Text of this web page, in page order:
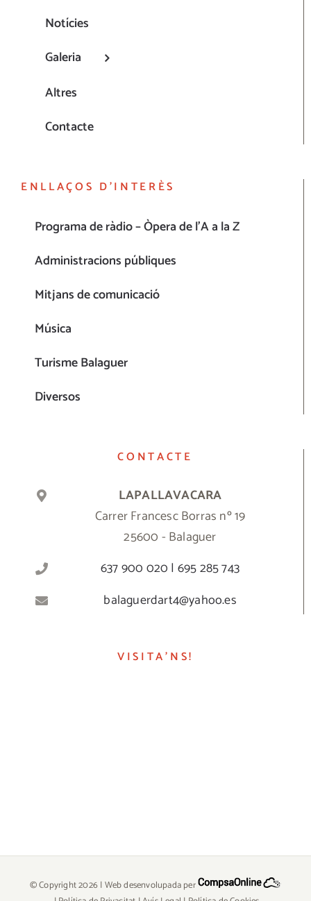
Notícies
Galeria
Altres
Contacte
ENLLAÇOS D’INTERÈS
Programa de ràdio – Òpera de l’A a la Z
Administracions públiques
Mitjans de comunicació
Música
Turisme Balaguer
Diversos
CONTACTE
LAPALLAVACARA
Carrer Francesc Borras nº 19
25600 - Balaguer
637 900 020 | 695 285 743
balaguerdart4@yahoo.es
VISITA’NS!
© Copyright2026 | Web desenvolupada per